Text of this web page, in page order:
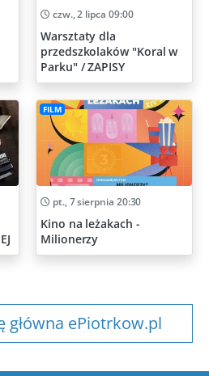
czw., 2 lipca 09:00
Warsztaty dla
przedszkolaków "Koral w
Parku" / ZAPISY
FILM
pt., 7 sierpnia 20:30
Kino na leżakach -
Milionerzy
główna ePiotrkow.pl